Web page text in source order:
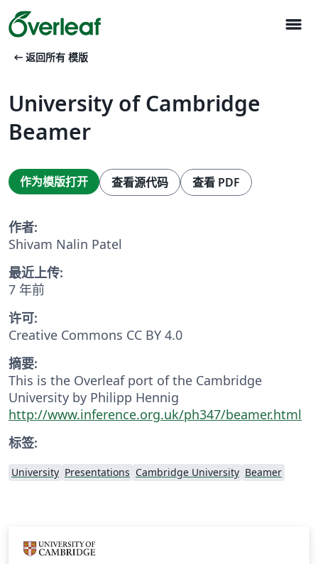
menu
arrow_left_alt 返回所有 模版
University of Cambridge
Beamer
作为模版打开 查看源代码 查看 PDF
作者:
Shivam Nalin Patel
最近上传:
7 年前
许可:
Creative Commons CC BY 4.0
摘要:
This is the Overleaf port of the Cambridge
University by Philipp Hennig
http://www.inference.org.uk/ph347/beamer.html
标签:
University Presentations Cambridge University Beamer